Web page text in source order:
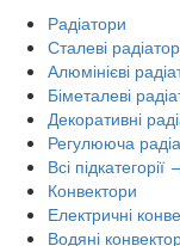
Радіатори
Сталеві
Алюмінієві
Біметалеві
Декоративні
Регулююча
Всі підкатегорії
Конвектори
Електричні
Водяні